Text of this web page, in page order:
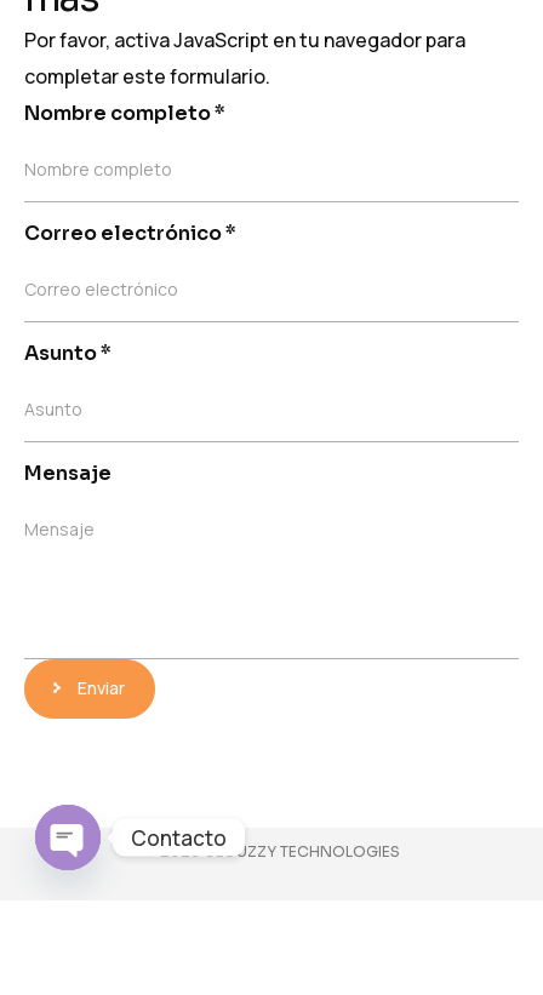
Por favor, activa JavaScript en tu navegador para
completar este formulario.
Nombre completo*
Nombre completo
Correo electrónico*
Correo electrónico
Asunto*
Asunto
Mensaje
Mensaje
Enviar
© 2025 CLOUZZY TECHNOLOGIES
Contacto